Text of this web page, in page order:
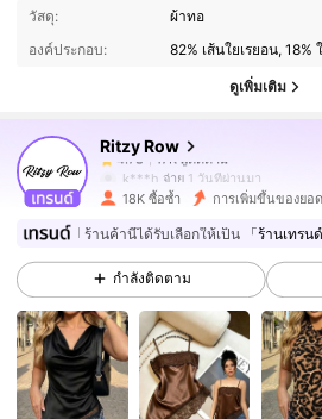
วัสดุ:
ผ้าทอ
องค์ประกอบ:
82% เส้นใยเรยอน, 18%
ดูเพิ่มเติม
Ritzy Row
4.78
17K ผู้ติดตาม
k***h
จ่าย1 วันที่ผ่านมา
4.78 17K ผู้ติดตาม
4.78 17K ผู้ติดตาม
4.78 17K ผู้ติดตาม
18K ซื้อซ้ำ การเพิ่มขึ้นของยอ
ร้านค้านี้ได้รับเลือกให้เป็น 「ร้านเทรนด์
กำลังติดตาม